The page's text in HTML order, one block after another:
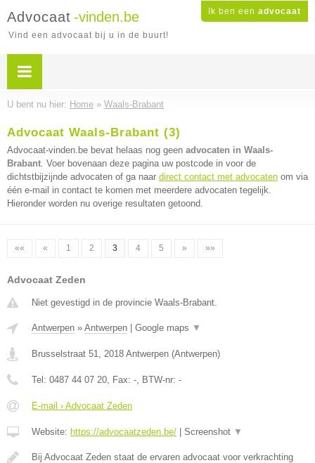
Ik ben een advocaat
Advocaat -vinden.be
Vind een advocaat bij u in de buurt!
U bent nu hier: Home » Waals-Brabant
Advocaat Waals-Brabant (3)
Advocaat-vinden.be bevat helaas nog geen advocaten in Waals-
Brabant. Voer bovenaan deze pagina uw postcode in voor de
dichtstbijzijnde advocaten of ga naar direct contact met advocaten om via
één e-mail in contact te komen met meerdere advocaten tegelijk.
Hieronder worden nu overige resultaten getoond.
«« « 1 2 3 4 5 » »»
Advocaat Zeden
Niet gevestigd in de provincie Waals-Brabant.
Antwerpen » Antwerpen Google maps ▼
Brusselstraat 51, 2018 Antwerpen (Antwerpen)
Tel: 0487 44 07 20, Fax: -, BTW-nr: -
E-mail › Advocaat Zeden
Website: https://advocaatzeden.be/ Screenshot ▼
Bij Advocaat Zeden staat de ervaren advocaat voor verkrachting